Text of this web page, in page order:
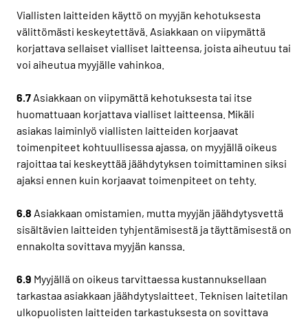
Viallisten laitteiden käyttö on myyjän kehotuksesta
välittömästi keskeytettävä. Asiakkaan on viipymättä
korjattava sellaiset vialliset laitteensa, joista aiheutuu tai
voi aiheutua myyjälle vahinkoa.
6.7 Asiakkaan on viipymättä kehotuksesta tai itse
huomattuaan korjattava vialliset laitteensa. Mikäli
asiakas laiminlyö viallisten laitteiden korjaavat
toimenpiteet kohtuullisessa ajassa, on myyjällä oikeus
rajoittaa tai keskeyttää jäähdytyksen toimittaminen siksi
ajaksi ennen kuin korjaavat toimenpiteet on tehty.
6.8 Asiakkaan omistamien, mutta myyjän jäähdytysvettä
sisältävien laitteiden tyhjentämisestä ja täyttämisestä on
ennakolta sovittava myyjän kanssa.
6.9 Myyjällä on oikeus tarvittaessa kustannuksellaan
tarkastaa asiakkaan jäähdytyslaitteet. Teknisen laitetilan
ulkopuolisten laitteiden tarkastuksesta on sovittava